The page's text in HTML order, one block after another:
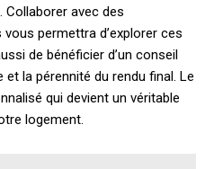
Collaborer avec des
permettra d’explorer ces
de bénéficier d’un conseil
et la pérennité du rendu final. Le
qui devient un véritable
logement.